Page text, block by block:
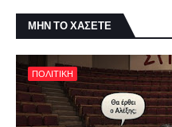
ΜΗΝ ΤΟ ΧΑΣΕΤΕ
ΠΟΛΙΤΙΚΗ